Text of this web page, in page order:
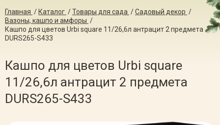
Главная / Каталог /Товары для сада /Садовый декор /
Вазоны, кашпо и амфоры /
Кашпо для цветов Urbi square 11/26,6л антрацит 2 предмета
DURS265-S433
Кашпо для цветов Urbi square
11/26,6л антрацит 2 предмета
DURS265-S433